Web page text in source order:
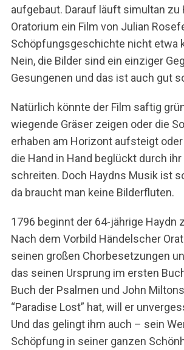
aufgebaut. Darauf läuft simultan zu
Oratorium ein Film von Julian
Schöpfungsgeschichte nicht etwa
Nein, die Bilder sind ein einziger
Gesungenen und das ist auch gut
Natürlich könnte der Film saftig
wiegende Gräser zeigen oder die
erhaben am Horizont aufsteigt oder
die Hand in Hand beglückt durch ihr
schreiten. Doch Haydns Musik ist
da braucht man keine Bilderfluten.
1796 beginnt der 64-jährige Haydn
Nach dem Vorbild Händelscher
seinen großen Chorbesetzungen
das seinen Ursprung im ersten
Buch der Psalmen und John
“Paradise Lost” hat, will er
Und das gelingt ihm auch – sein
Schöpfung in seiner ganzen